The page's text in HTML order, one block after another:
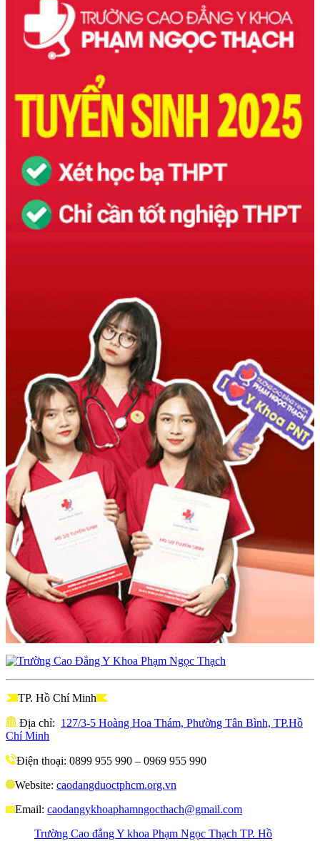
TP. Hồ Chí Minh
Địa chỉ: 127/3-5 Hoàng Hoa Thám, Phường Tân Bình, TP.Hồ
Chí Minh
Điện thoại: 0899 955 990 – 0969 955 990
Website: caodangduoctphcm.org.vn
Email: caodangykhoaphamngocthach@gmail.com
Trường Cao đẳng Y khoa Phạm Ngọc Thạch TP. Hồ